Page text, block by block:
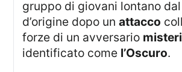
gruppo di giovani lontano
d’origine dopo unattacco
forze di un avversario
identificato come l’Oscuro.